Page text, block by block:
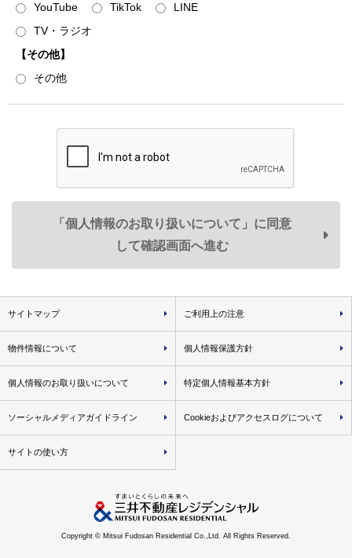
配慮して受け渡しを行うものとし、電子データを提供する場
合は、暗号化する等必要な措置を講じて受け渡しを行いま
す。
４．本人からの個人情報保護法の定めに則った申し出によ
株式会社 総務部」へお申し出ください。停止によりサービ
スの一部または全部が受けられなくなる場合がありますので
予めご承知おきください。
共同利用
弊社は、お客様の個人データを次のとおり共同利用いたし
ます。
氏名、住所、生年月日、電話番号、メールアドレス、
取引履歴に関する情報等
＜共同利用する個人データ例＞
• 弊社が取り扱う不動産に関し、資料請求・物件エン
トリーおよび物件来場の際に登録いただいた事項
• 弊社が分譲した物件に関する各種図面情報（設計施
工図面・パンフレット図面等）
弊社のグループ各社
YouTube
TikTok
LINE
TV・ラジオ
【その他】
その他
「個人情報のお取り扱いについて」に同意
して確認画面へ進む
サイトマップ ご利用上の注意
物件情報について 個人情報保護方針
個人情報のお取り扱いについて 特定個人情報基本方針
ソーシャルメディアガイドライン Cookieおよびアクセスログについて
サイトの使い方
Copyright © Mitsui Fudosan Residential Co.,Ltd. All Rights Reserved.